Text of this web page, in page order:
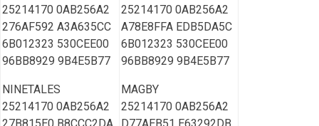
25214170 0AB256A2
276AF592 A3A635CC
6B012323 530CEE00
96BB8929 9B4E5B77
NINETALES
25214170 0AB256A2
25214170 0AB256A2
A78E8FFA EDB5DA5C
6B012323 530CEE00
96BB8929 9B4E5B77
MAGBY
25214170 0AB256A2